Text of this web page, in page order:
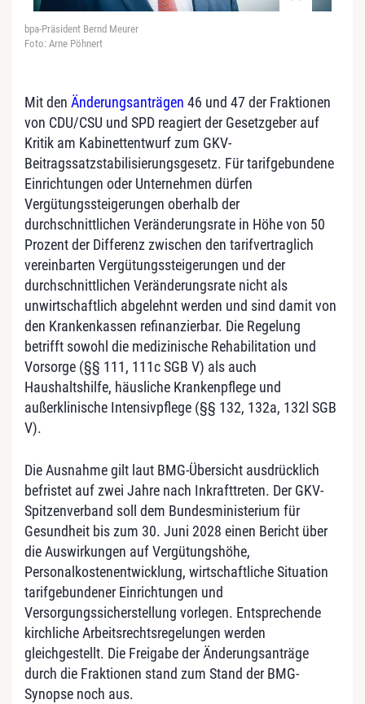
bpa-Präsident Bernd Meurer
Foto: Arne Pöhnert
Mit den Änderungsanträgen 46 und 47 der Fraktionen
von CDU/CSU und SPD reagiert der Gesetzgeber auf
Kritik am Kabinettentwurf zum GKV-
Beitragssatzstabilisierungsgesetz. Für tarifgebundene
Einrichtungen oder Unternehmen dürfen
Vergütungssteigerungen oberhalb der
durchschnittlichen Veränderungsrate in Höhe von 50
Prozent der Differenz zwischen den tarifvertraglich
vereinbarten Vergütungssteigerungen und der
durchschnittlichen Veränderungsrate nicht als
unwirtschaftlich abgelehnt werden und sind damit von
den Krankenkassen refinanzierbar. Die Regelung
betrifft sowohl die medizinische Rehabilitation und
Vorsorge (§§ 111, 111c SGB V) als auch
Haushaltshilfe, häusliche Krankenpflege und
außerklinische Intensivpflege (§§ 132, 132a, 132l SGB
V).
Die Ausnahme gilt laut BMG-Übersicht ausdrücklich
befristet auf zwei Jahre nach Inkrafttreten. Der GKV-
Spitzenverband soll dem Bundesministerium für
Gesundheit bis zum 30. Juni 2028 einen Bericht über
die Auswirkungen auf Vergütungshöhe,
Personalkostenentwicklung, wirtschaftliche Situation
tarifgebundener Einrichtungen und
Versorgungssicherstellung vorlegen. Entsprechende
kirchliche Arbeitsrechtsregelungen werden
gleichgestellt. Die Freigabe der Änderungsanträge
durch die Fraktionen stand zum Stand der BMG-
Synopse noch aus.